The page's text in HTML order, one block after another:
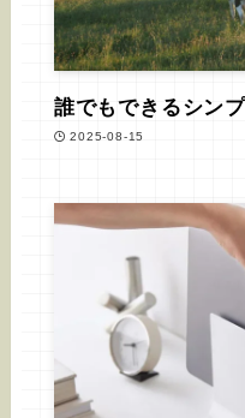
誰でもできるシン
2025-08-15